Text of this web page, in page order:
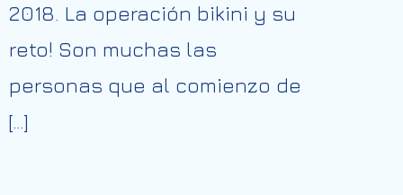
2018. La operación bikini y su
reto! Son muchas las
personas que al comienzo de
[…]